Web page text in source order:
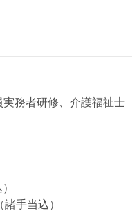
務者研修、介護福祉士
手当込）